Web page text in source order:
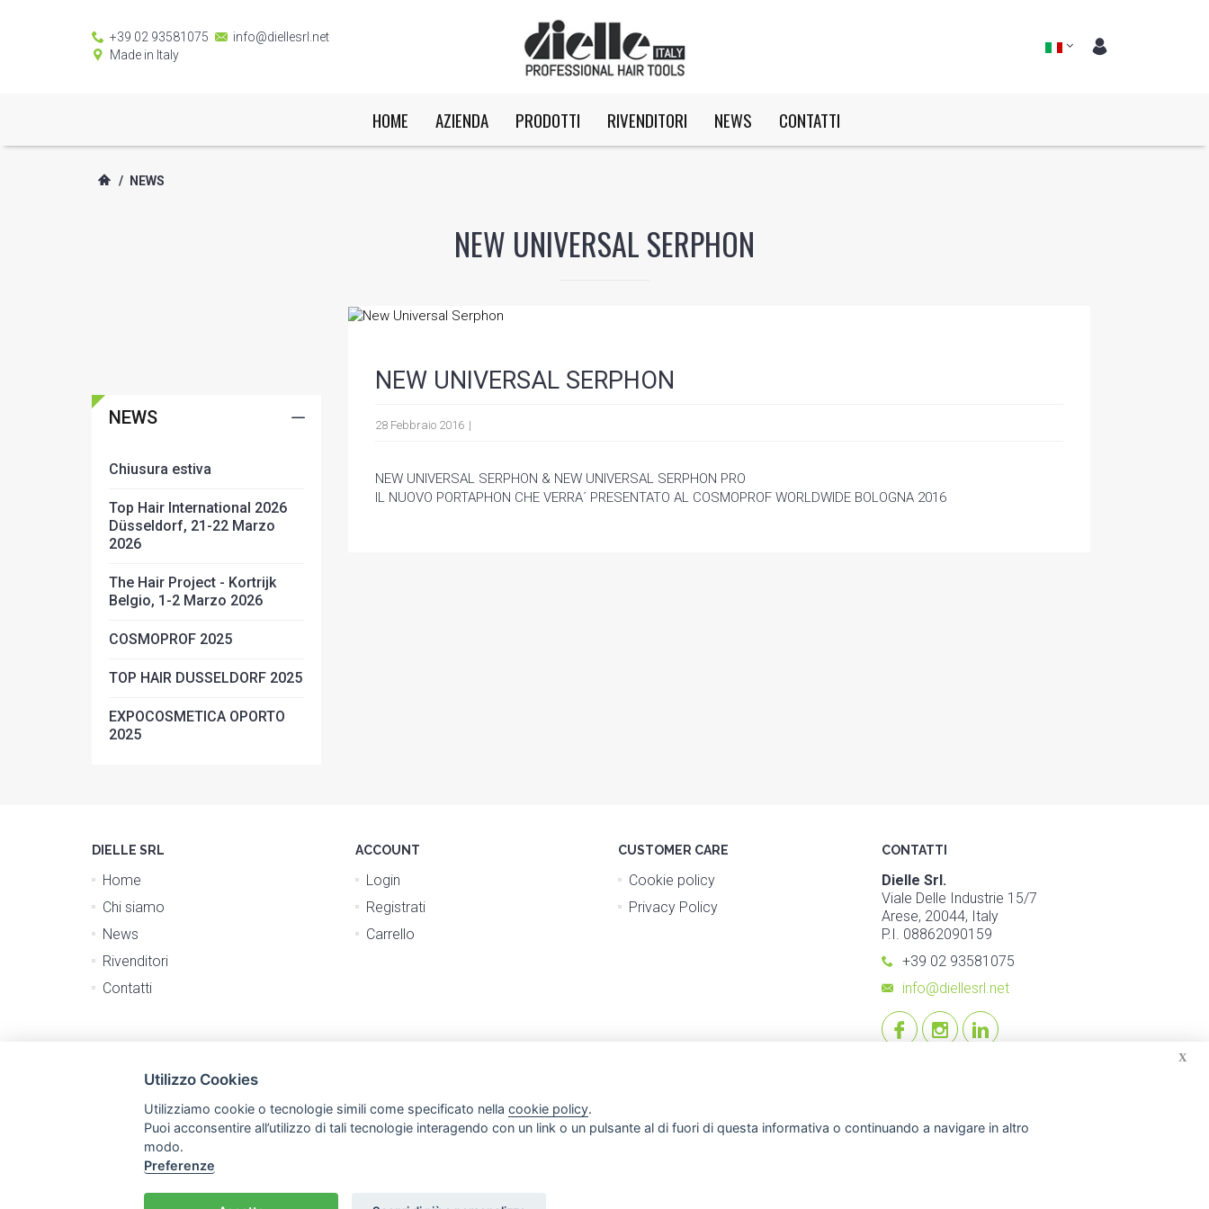
+39 02 93581075
info@diellesrl.net
Made in Italy
HOME AZIENDA PRODOTTI RIVENDITORI NEWS CONTATTI
/ NEWS
NEW UNIVERSAL SERPHON
NEWS
Chiusura estiva
Top Hair International 2026
Düsseldorf, 21-22 Marzo
2026
The Hair Project - Kortrijk
Belgio, 1-2 Marzo 2026
COSMOPROF 2025
TOP HAIR DUSSELDORF 2025
EXPOCOSMETICA OPORTO
2025
NEW UNIVERSAL SERPHON
28 Febbraio 2016
NEW UNIVERSAL SERPHON & NEW UNIVERSAL SERPHON PRO
IL NUOVO PORTAPHON CHE VERRA´ PRESENTATO AL COSMOPROF WORLDWIDE BOLOGNA 2016
DIELLE SRL
Home
Chi siamo
News
Rivenditori
Contatti
ACCOUNT
Login
Registrati
Carrello
CUSTOMER CARE
Cookie policy
Privacy Policy
CONTATTI
Dielle Srl.
Viale Delle Industrie 15/7
Arese, 20044, Italy
P.I. 08862090159
+39 02 93581075
info@diellesrl.net
Utilizzo Cookies
Utilizziamo cookie o tecnologie simili come specificato nella cookie policy.
Puoi acconsentire all’utilizzo di tali tecnologie interagendo con un link o un pulsante al di fuori di questa informativa o continuando a navigare in altro
modo.
Preferenze
X